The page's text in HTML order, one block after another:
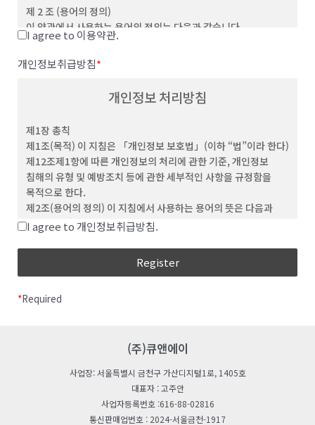
제 2 조 (용어의 정의)
이 약관에서 사용하는 용어의 정의는 다음과 같습니다.
(1) "서비스”라 함은 이용자가 이용할 수 있는 웹사이트 관련 제반
서비스를 의미합니다
(2) “이용자”라 함은 회사의 웹사이트에 접속하여 본 약관에 따라
회사가 제공하는 콘텐츠 및 제반 서비스를 이용하는 회원 및
단체를 말합니다.
(4) “비회원”이라 함은 회원에 가입하지 않고 회사가
웹사이트에서 제공하는 서비스를 이용하는 자를 말합니다.
(5) “아이디(ID)”라 함은 회원의 식별과 서비스 이용을 위하여
회원이 정하고 회사가 승인하는 문자와 숫자의 조합을
의미합니다.
(6) ‘비밀번호’라 함은 회원이 부여 받은 ID와 일치된 회원임을
(7) ‘해지’라 함은 회사 또는 회원이 이용계약을 해약하는 것을
(2) 회사는 합리적인 사유가 발생할 경우 관련 법령에 위배되지
않는 범위 안에서 약관을 변경할 수 있으며, 변경된 약관은 본 조
제1항과 같이 회원에게 공지함으로써 효력을 발생합니다.
제 4 조 (약관 외 준칙)
I agree to 이용약관.
개인정보취급방침*
개인정보 처리방침
제1장 총칙
제1조(목적) 이 지침은 「개인정보 보호법」(이하 “법”이라 한다)
제12조제1항에 따른 개인정보의 처리에 관한 기준, 개인정보
침해의 유형 및 예방조치 등에 관한 세부적인 사항을 규정함을
목적으로 한다.
제2조(용어의 정의) 이 지침에서 사용하는 용어의 뜻은 다음과
같다.
이용, 제공, 공개, 파기(破棄), 그 밖에 이와 유사한
“개인정보처리자”란 업무를 목적으로 법
모든 공공기관, 법인ㆍ단체, 개인 등을 말한다.
보호법 시행령」(이하 “영“이라 한다) 제2조에 따른
“친목단체”란 학교, 지역, 기업, 인터넷 커뮤니티 등을
I agree to 개인정보취급방침.
*Required
(주)큐앤에이
사업장: 서울특별시 금천구 가산디지털1로, 1405호
대표자 : 고주안
사업자등록번호 :616-88-02816
통신판매업번호 : 2024-서울금천-1917